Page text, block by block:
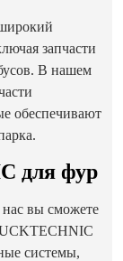
запчасти
В нашем
обеспечивают
для фур
вы сможете
системы,